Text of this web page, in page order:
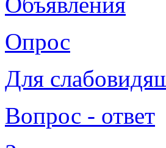
Опрос
Для
Вопрос - ответ